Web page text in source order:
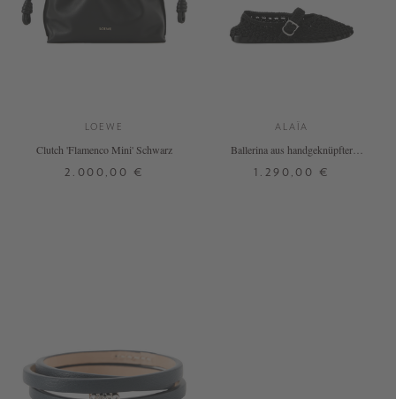
LOEWE
Clutch 'Flamenco Mini' Schwarz
2.000,00 €
ALAÏA
Ballerina aus handgeknüpfter
1.290,00 €